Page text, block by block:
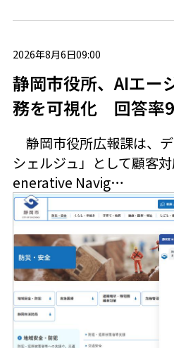
2026年8月6日09:00
静岡市役所、AIエー
務を可視化 回答率
静岡市役所広報課は、
シェルジュ」として顧客
enerative Navig…